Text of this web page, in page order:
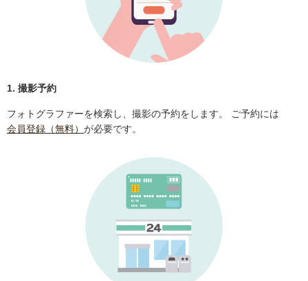
1. 撮影予約
フォトグラファーを検索し、撮影の予約をします。 ご予約には
会員登録（無料） が必要です。